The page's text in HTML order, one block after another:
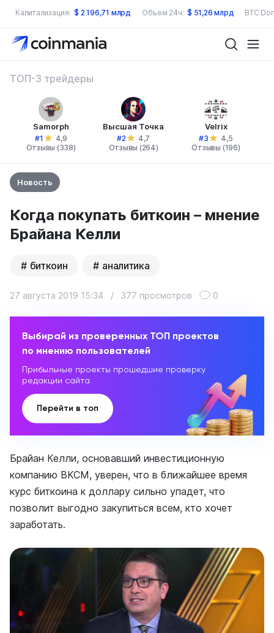
Капитализация: $ 2 196,71 млрд Объем 24ч: $ 51,26 млрд BTC
ТОП-3 трейдеры
Samorph
#1
4,9
Отзывы (338)
Высшая Точка
#2
4,7
Отзывы (264)
Velrix
#3
4,5
Отзывы (196)
Новость
Когда покупать биткоин – мнение
Брайана Келли
биткоин аналитика
27 августа 2019 15:34 / 377 просмотров 0
Выбирай из проверенных ТОП проектов
по мнению пользователей
Прибыльные проекты прошедшие проверку
редакции сайта
Перейти в топ
Брайан Келли, основавший инвестиционную
компанию BKCM, уверен, что в ближайшее время
курс биткоина к доллару сильно упадет, что
позволит выгодно закупиться всем, кто хочет
заработать.